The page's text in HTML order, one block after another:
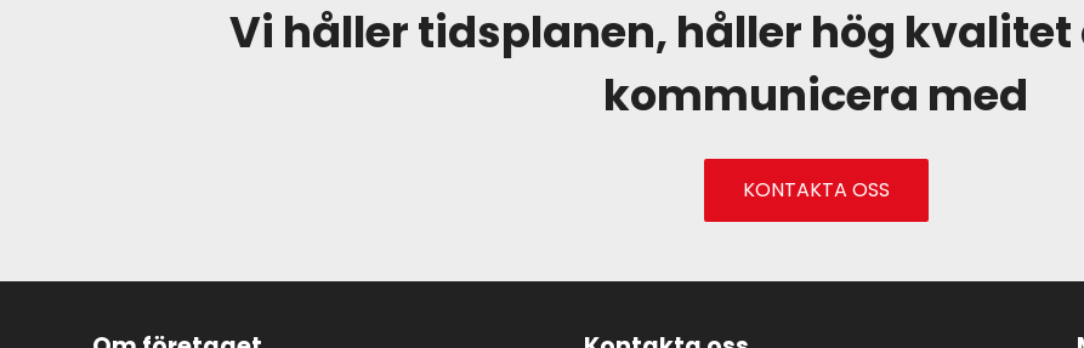
Vi håller tidsplanen, håller hög
kommunicera med
KONTAKTA OSS